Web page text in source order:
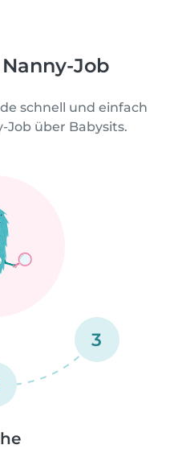
Job
schnell und einfach
über Babysits.
3